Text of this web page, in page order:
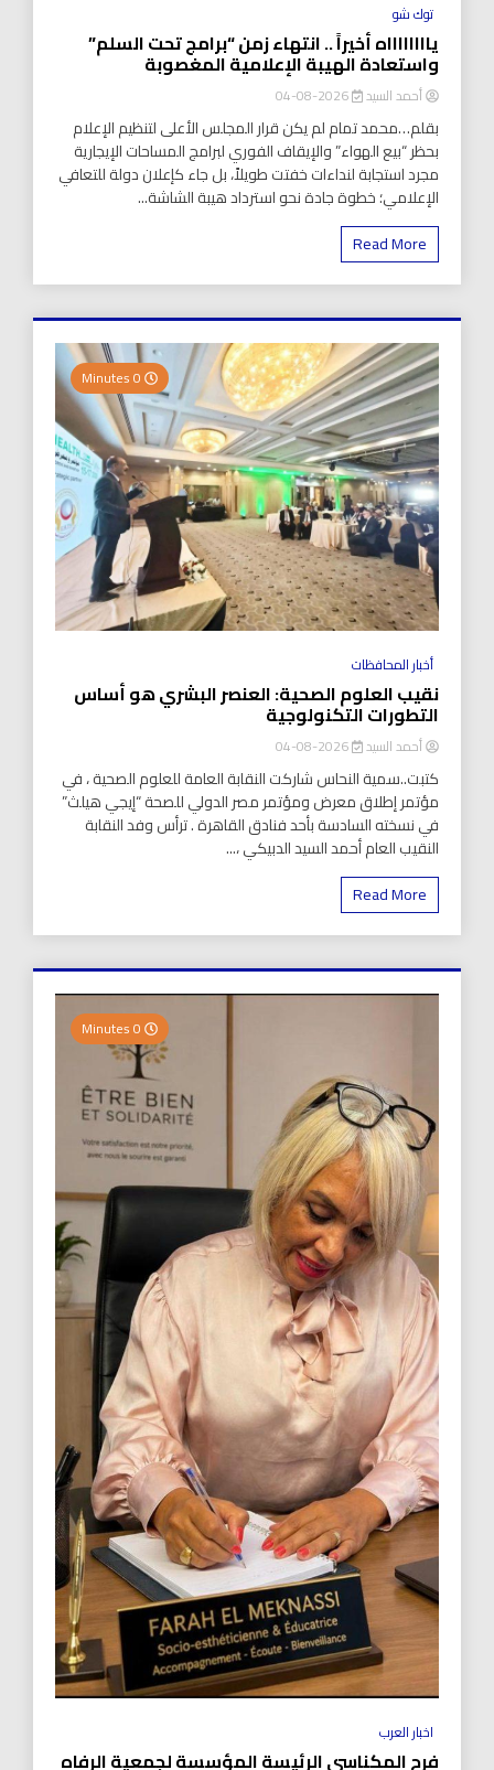
توك شو
يااااااااه أخيراً .. انتهاء زمن “برامج تحت السلم”
واستعادة الهيبة الإعلامية المغصوبة
أحمد السيد 2026-08-04
بقلم…محمد تمام لم يكن قرار المجلس الأعلى لتنظيم الإعلام
بحظر “بيع الهواء” والإيقاف الفوري لبرامج المساحات الإيجارية
مجرد استجابة لنداءات خفتت طويلاً، بل جاء كإعلان دولة للتعافي
الإعلامي؛ خطوة جادة نحو استرداد هيبة الشاشة...
Read More
أخبار المحافظات
نقيب العلوم الصحية: العنصر البشري هو أساس
التطورات التكنولوجية
أحمد السيد 2026-08-04
كتبت..سمية النحاس شاركت النقابة العامة للعلوم الصحية ، في
مؤتمر إطلاق معرض ومؤتمر مصر الدولي للصحة “إيجي هيلث”
في نسخته السادسة بأحد فنادق القاهرة . ترأس وفد النقابة
النقيب العام أحمد السيد الدبيكي ،...
Read More
اخبار العرب
فرح المكناسي الرئيسة المؤسسة لجمعية الرفاه